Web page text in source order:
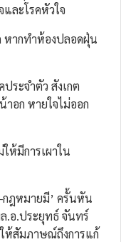
และโรคหัวใจ
หากทำห้องปลอดฝุ่น
ระจำตัว สังเกต
อก หายใจไม่ออก
ห้มีการเผาใน
กฎหมายมี’ ครั้นหัน
.อ.ประยุทธ์ จันทร์
ห้สัมภาษณ์ถึงการแก้